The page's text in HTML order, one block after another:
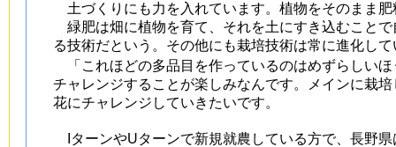
土づくりにも力を入れています。植物をそのまま
緑肥は畑に植物を育て、それを土にすき込むこと
る技術だという。その他にも栽培技術は常に進化し
「これほどの多品目を作っているのはめずらしい
チャレンジすることが楽しみなんです。メインに栽
花にチャレンジしていきたいです。
IターンやUターンで新規就農している方で、長野